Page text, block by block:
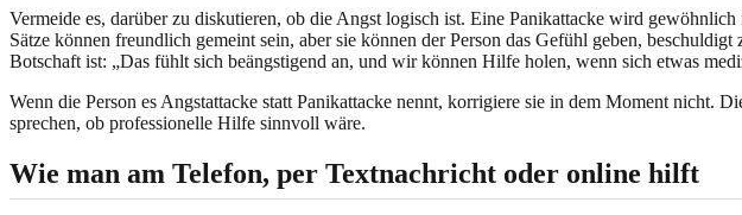
Vermeide es, darüber zu diskutieren, ob die Angst logisch ist. Eine Panikattacke wird
Sätze können freundlich gemeint sein, aber sie können der Person das Gefühl geben,
Botschaft ist: „Das fühlt sich beängstigend an, und wir können Hilfe holen, wenn sich etwas
Wenn die Person es Angstattacke statt Panikattacke nennt, korrigiere sie in dem Moment nicht.
sprechen, ob professionelle Hilfe sinnvoll wäre.
Wie man am Telefon, per Textnachricht oder online hilft